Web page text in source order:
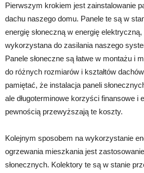
Pierwszym krokiem jest zainstalowanie
dachu naszego domu. Panele te są w
energię słoneczną w energię
wykorzystana do zasilania naszego
Panele słoneczne są łatwe w montażu i
do różnych rozmiarów i kształtów
pamiętać, że instalacja paneli
ale długoterminowe korzyści finansowe i
pewnością przewyższają te koszty.
Kolejnym sposobem na wykorzystanie
ogrzewania mieszkania jest
słonecznych. Kolektory te są w stanie